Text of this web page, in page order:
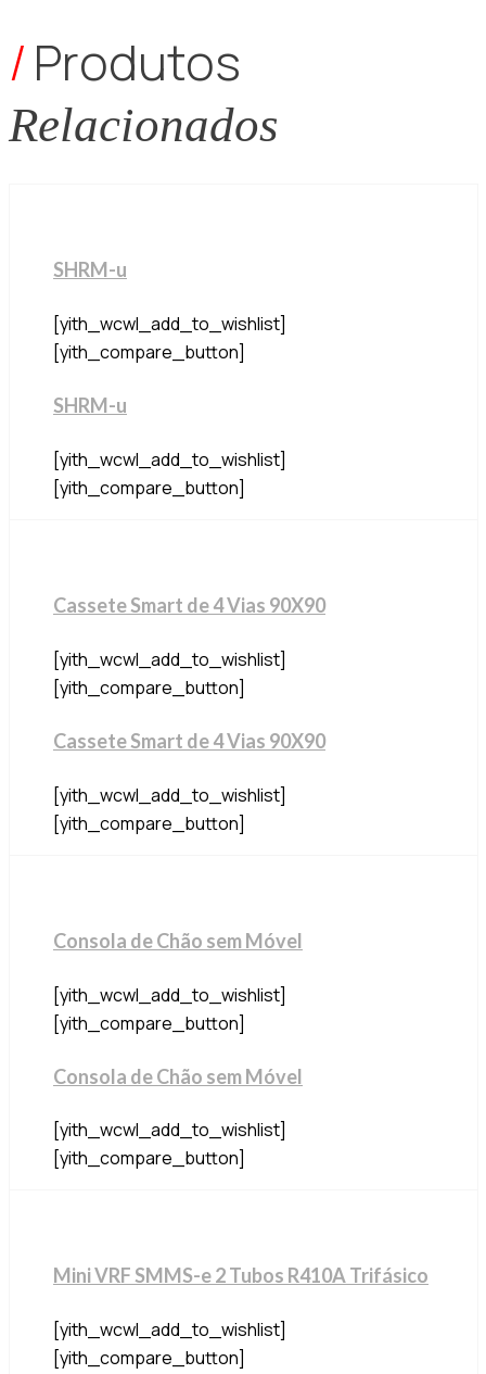
/Produtos
Relacionados
SHRM-u
[yith_wcwl_add_to_wishlist]
[yith_compare_button]
SHRM-u
[yith_wcwl_add_to_wishlist]
[yith_compare_button]
Cassete Smart de 4 Vias 90X90
[yith_wcwl_add_to_wishlist]
[yith_compare_button]
Cassete Smart de 4 Vias 90X90
[yith_wcwl_add_to_wishlist]
[yith_compare_button]
Consola de Chão sem Móvel
[yith_wcwl_add_to_wishlist]
[yith_compare_button]
Consola de Chão sem Móvel
[yith_wcwl_add_to_wishlist]
[yith_compare_button]
Mini VRF SMMS-e 2 Tubos R410A Trifásico
[yith_wcwl_add_to_wishlist]
[yith_compare_button]